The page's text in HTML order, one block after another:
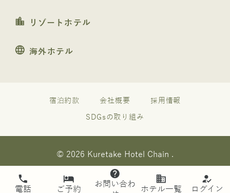
location_city リゾートホテル
language 海外ホテル
宿泊約款 会社概要 採用情報
SDGsの取り組み
© 2026 Kuretake Hotel Chain .
phone
電話
hotel
ご予約
help
お問い合わ
business
ホテル一覧
how_to_reg
ログイン